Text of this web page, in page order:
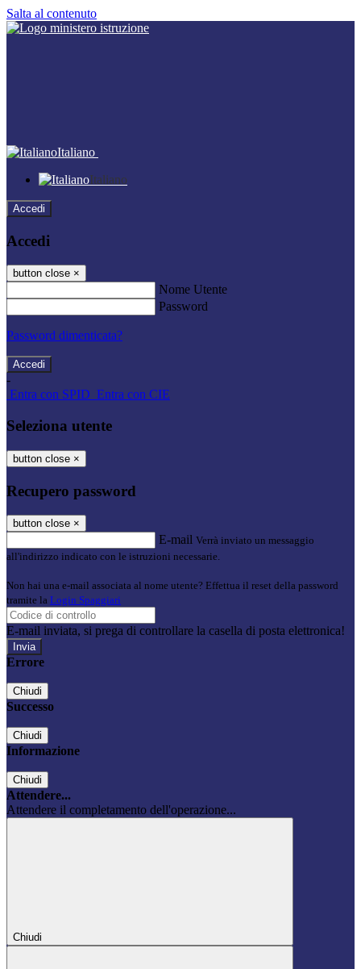
Salta al contenuto
Italiano
Italiano
Accedi
Accedi
button close ×
Nome Utente
Password
Password dimenticata?
-
Entra con SPID Entra con CIE
Seleziona utente
button close ×
Recupero password
button close ×
E-mail Verrà inviato un messaggio
all'indirizzo indicato con le istruzioni necessarie.
Non hai una e-mail associata al nome utente? Effettua il reset della password
tramite la Login Spaggiari
E-mail inviata, si prega di controllare la casella di posta elettronica!
Errore
Chiudi
Successo
Chiudi
Informazione
Chiudi
Attendere...
Attendere il completamento dell'operazione...
Chiudi